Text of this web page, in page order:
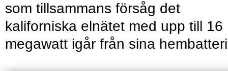
som tillsammans försåg det
kaliforniska elnätet med upp till 16
megawatt igår från sina